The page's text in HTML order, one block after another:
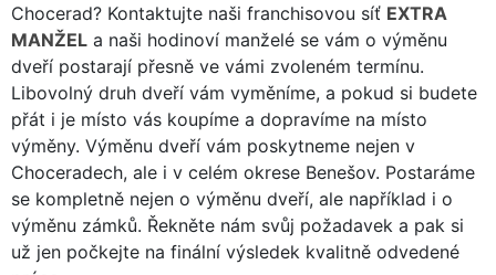
Chocerad? Kontaktujte naši franchisovou síť EXTRA
MANŽEL a naši hodinoví manželé se vám o výměnu
dveří postarají přesně ve vámi zvoleném termínu.
Libovolný druh dveří vám vyměníme, a pokud si budete
přát i je místo vás koupíme a dopravíme na místo
výměny. Výměnu dveří vám poskytneme nejen v
Choceradech, ale i v celém okrese Benešov. Postaráme
se kompletně nejen o výměnu dveří, ale například i o
výměnu zámků. Řekněte nám svůj požadavek a pak si
už jen počkejte na finální výsledek kvalitně odvedené